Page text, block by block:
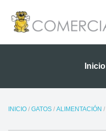
contenido
Inicio
INICIO / GATOS / ALIMENTACIÓN /